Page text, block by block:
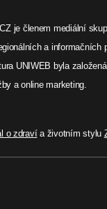
je členem mediální
a informačních
UNIWEB byla
a online marketing.
o zdravía životním stylu